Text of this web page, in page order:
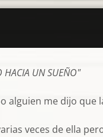
HACIA UN SUEÑO"
alguien me dijo que
veces de ella